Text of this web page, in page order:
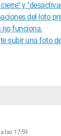
y
del loto
no funciona.
subir una foto
las 17:59